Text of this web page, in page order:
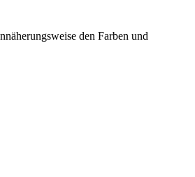
den Farben und